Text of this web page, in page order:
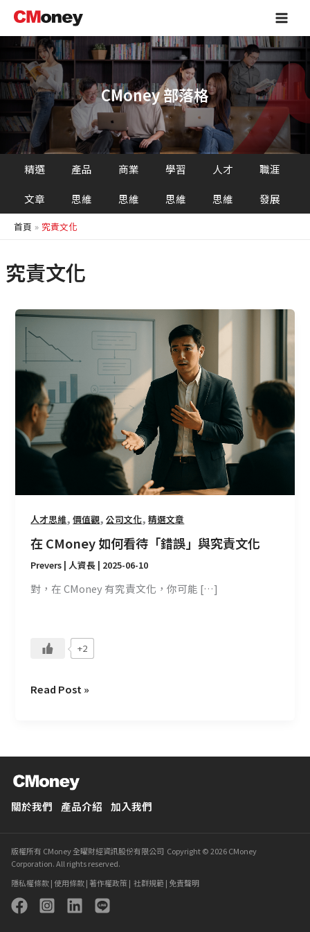
主
容
Main
CMoney 部落格
精選
文章
產品
思維
商業
思維
學習
思維
人才
思維
職涯
發展
首頁 究責文化
究責文化
人才思維,價值觀,公司文化,精選文章
在 CMoney 如何看待「錯誤」與究責文化
Prevers | 人資長 | 2025-06-10
對，在 CMoney 有究責文化，你可能 […]
+2
在
CMoney
何
待
「錯
誤」
與
文
化
Read Post »
關於我們 產品介紹 加入我們
版權所有 CMoney 全曜財經資訊股份有限公司 Copyright © 2026 CMoney
Corporation. All rights reserved.
隱私權條款|使用條款| 著作權政策| 社群規範 | 免責聲明